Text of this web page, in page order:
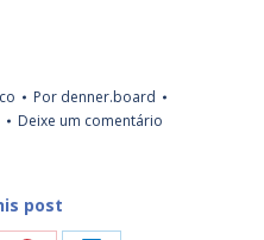
Por denner.board
Deixe um comentário
post